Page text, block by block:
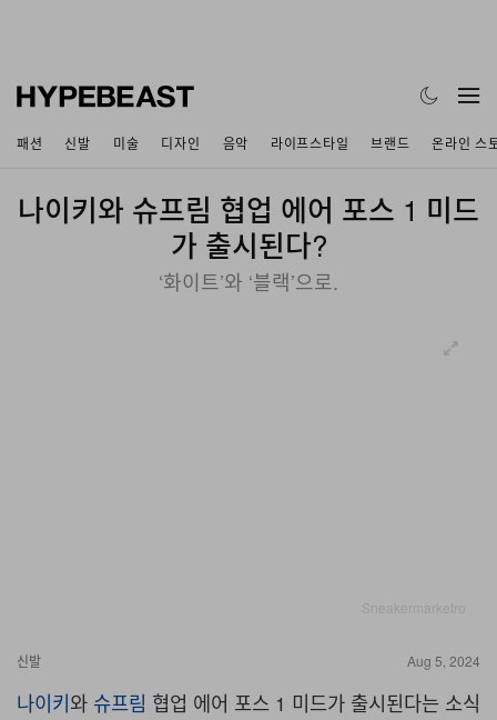
패션 신발 미술 디자인 음악 라이프스타일 브랜드 온라인 스
나이키와 슈프림 협업 에어 포스 1 미드
가 출시된다?
‘화이트’와 ‘블랙’으로.
신발 Aug 5, 2024
나이키와 슈프림 협업 에어 포스 1 미드가 출시된다는 소식